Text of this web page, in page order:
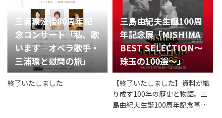
三浦環没後80周年記
念コンサート「私、歌
います―オペラ歌手・
三浦環と慰問の旅」
終了いたしました
三島由紀夫生誕100周
年記念展「MISHIMA
BEST SELECTION～
珠玉の100選～」
【終了いたしました】資料が織
り成す100年の歴史と物語。三
島由紀夫生誕100周年記念事